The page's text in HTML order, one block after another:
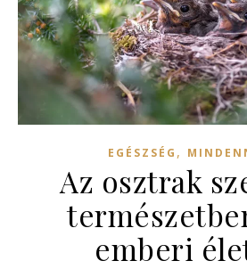
EGÉSZSÉG ,
Az osztrak
emberi